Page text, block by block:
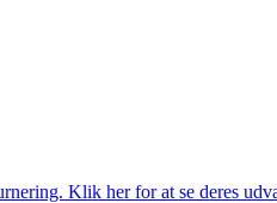
Klik her for at se deres